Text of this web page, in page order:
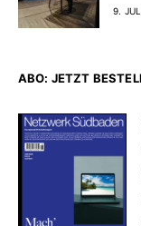
9.
ABO: JETZT